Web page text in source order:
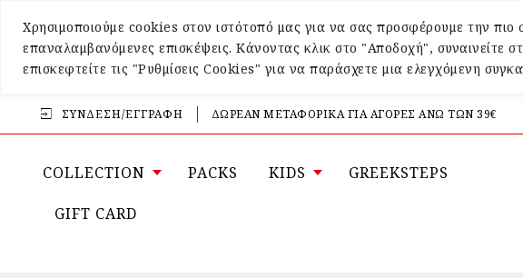
Χρησιμοποιούμε cookies στον ιστότοπό μας για να σας προσφέρουμε την πιο
επαναλαμβανόμενες επισκέψεις. Κάνοντας κλικ στο "Αποδοχή",
επισκεφτείτε τις "Ρυθμίσεις Cookies" για να παράσχετε μια ελεγχόμενη
ΣΎΝΔΕΣΗ/ΕΓΓΡΑΦΉ ΔΩΡΕΑΝ ΜΕΤΑΦΟΡΙΚΑ ΓΙΑ ΑΓΟΡΕΣ ΑΝΩ ΤΩΝ 39€
COLLECTION PACKS KIDS GREEKSTEPS
GIFT CARD